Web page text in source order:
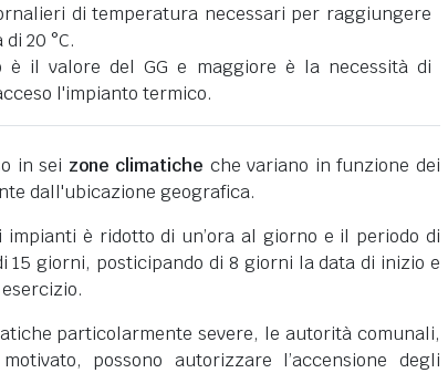
di temperatura necessari per raggiungere
20 °C.
è il valore del GG e maggiore è la necessità di
l'impianto termico.
in sei zone climatiche che variano in funzione dei
dall'ubicazione geografica.
è ridotto di un’ora al giorno e il periodo di
15 giorni, posticipando di 8 giorni la data di inizio e
particolarmente severe, le autorità comunali,
possono autorizzare l’accensione degli